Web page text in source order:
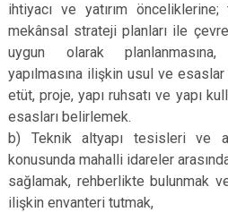
ihtiyacı ve yatırım
mekânsal strateji planları ile
uygun olarak
yapılmasına ilişkin usul ve
etüt, proje, yapı ruhsatı ve yapı
esasları belirlemek.
b) Teknik altyapı tesisleri ve
konusunda mahalli idareler
sağlamak, rehberlikte bulunmak
ilişkin envanteri tutmak,